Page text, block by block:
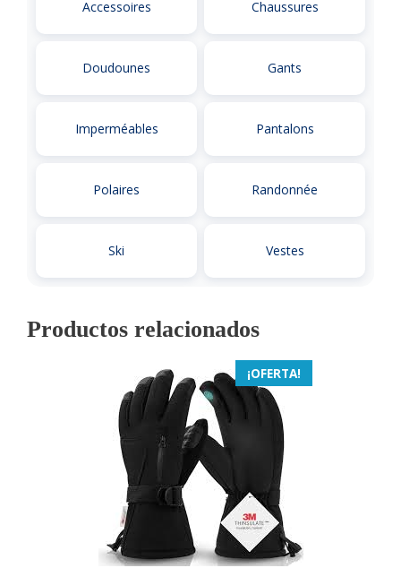
Accessoires Chaussures
Doudounes Gants
Imperméables Pantalons
Polaires Randonnée
Ski Vestes
Productos relacionados
¡OFERTA!